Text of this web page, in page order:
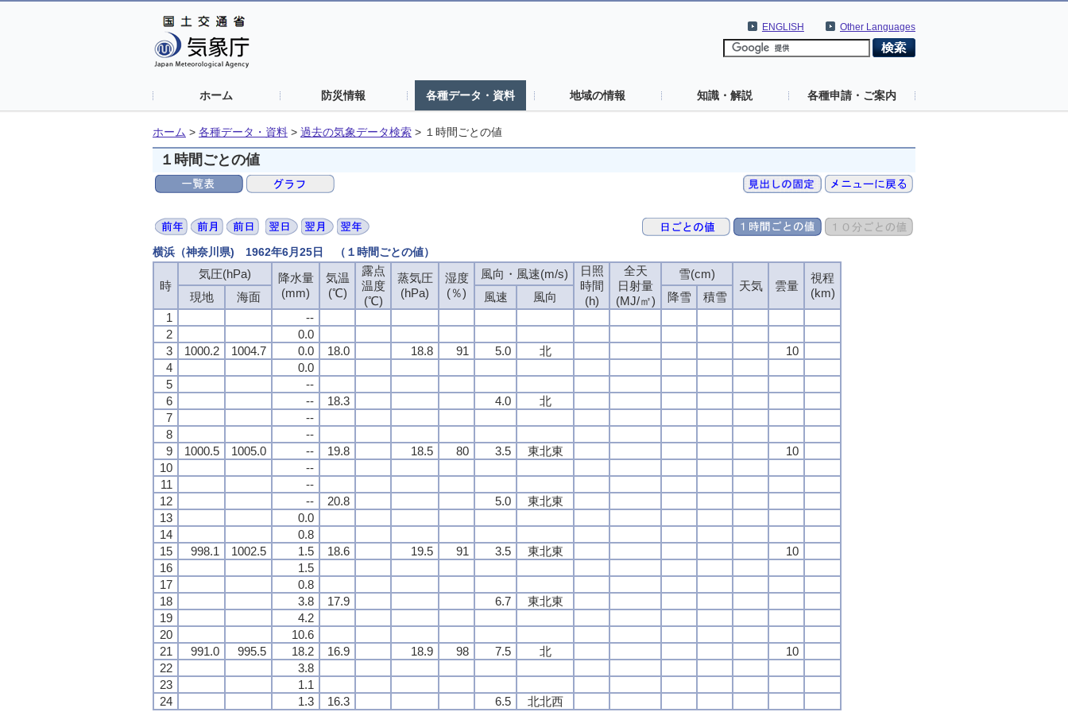
Other Languages
ENGLISH
ホーム 防災情報 各種データ・資料 地域の情報 知識・解説 各種申請・ご案内
ホーム > 各種データ・資料 > 過去の気象データ検索 > １時間ごとの値
１時間ごとの値
横浜（神奈川県) 1962年6月25日 （１時間ごとの値）
時
気圧(hPa)
降水量
(mm)
気温
(℃)
露点
温度
(℃)
蒸気圧
(hPa)
湿度
(％)
風向・風速(m/s)
日照
時間
(h)
全天
日射量
(MJ/㎡)
雪(cm)
天気
雲量
視程
(km)
現地 海面 風速 風向 降雪
積雪
1
--
2
0.0
3
1000.2 1004.7 0.0 18.0 18.8 91 5.0 北
10
4
0.0
5
--
6
-- 18.3 4.0
北
7
--
8
--
9
1000.5 1005.0 -- 19.8 18.5 80 3.5 東北東
10
10
--
11
--
12
-- 20.8 5.0
東北東
13
0.0
14
0.8
15
998.1 1002.5 1.5 18.6 19.5 91 3.5 東北東
10
16
1.5
17
0.8
18
3.8 17.9 6.7
東北東
19
4.2
20
10.6
21
991.0 995.5 18.2 16.9 18.9 98 7.5 北
10
22
3.8
23
1.1
24
1.3 16.3 6.5 北北西